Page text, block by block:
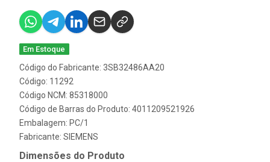
Em Estoque
Código do Fabricante: 3SB32486AA20
Código: 11292
Código NCM: 85318000
Código de Barras do Produto: 4011209521926
Embalagem: PC/1
Fabricante: SIEMENS
Dimensões do Produto